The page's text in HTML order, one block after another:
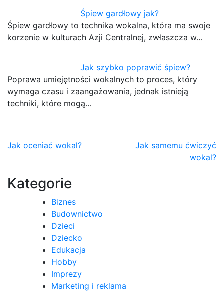
Śpiew gardłowy jak?
Śpiew gardłowy to technika wokalna, która ma swoje
korzenie w kulturach Azji Centralnej, zwłaszcza w…
Jak szybko poprawić śpiew?
Poprawa umiejętności wokalnych to proces, który
wymaga czasu i zaangażowania, jednak istnieją
techniki, które mogą…
Nawigacja
Jak oceniać wokal?
Jak samemu ćwiczyć
wokal?
Kategorie
Biznes
Budownictwo
Dzieci
Dziecko
Edukacja
Hobby
Imprezy
Marketing i reklama